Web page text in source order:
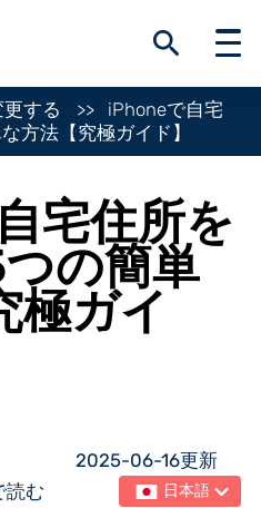
する
iPhoneで自宅
方法【究極ガイド】
宅住所を
の簡単
極ガイ
2025-06-16更新
読む 日本語